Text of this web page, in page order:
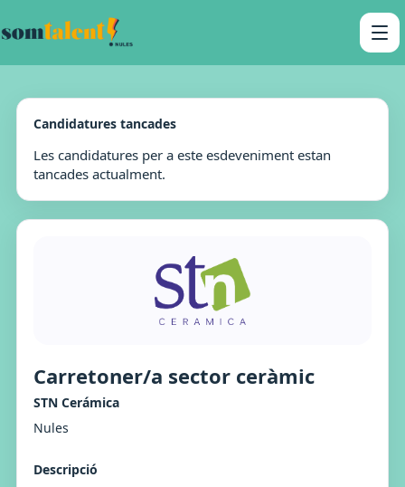
Candidatures tancades
Les candidatures per a este esdeveniment estan
tancades actualment.
Carretoner/a sector ceràmic
STN Cerámica
Nules
Descripció